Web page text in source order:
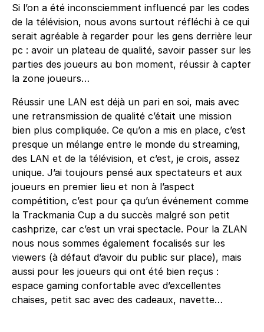
Si l’on a été inconsciemment influencé par les codes
de la télévision, nous avons surtout réfléchi à ce qui
serait agréable à regarder pour les gens derrière leur
pc : avoir un plateau de qualité, savoir passer sur les
parties des joueurs au bon moment, réussir à capter
la zone joueurs…
Réussir une LAN est déjà un pari en soi, mais avec
une retransmission de qualité c’était une mission
bien plus compliquée. Ce qu’on a mis en place, c’est
presque un mélange entre le monde du streaming,
des LAN et de la télévision, et c’est, je crois, assez
unique. J’ai toujours pensé aux spectateurs et aux
joueurs en premier lieu et non à l’aspect
compétition, c’est pour ça qu’un événement comme
la Trackmania Cup a du succès malgré son petit
cashprize, car c’est un vrai spectacle. Pour la ZLAN
nous nous sommes également focalisés sur les
viewers (à défaut d’avoir du public sur place), mais
aussi pour les joueurs qui ont été bien reçus :
espace gaming confortable avec d’excellentes
chaises, petit sac avec des cadeaux, navette…